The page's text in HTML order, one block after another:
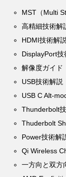
MST（Multi
高精細技術解
HDMI技術解
DisplayPort技
解像度ガイド
USB技術解説
USB C Alt-
Thunderbolt
Thuderbolt
Power技術解
Qi Wireless
一方向と双方